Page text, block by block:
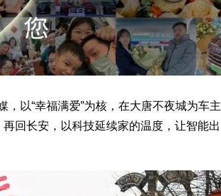
，以“幸福满爱”为核，在大唐不夜城为车主
回长安，以科技延续家的温度，让智能出